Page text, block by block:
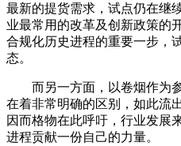
最新的提货需求，试点仍在继
业最常用的改革及创新政策的
合规化历史进程的重要一步，
态。
而另一方面，以卷烟作为
在着非常明确的区别，如此流
因而格物在此呼吁，行业发展
进程贡献一份自己的力量。